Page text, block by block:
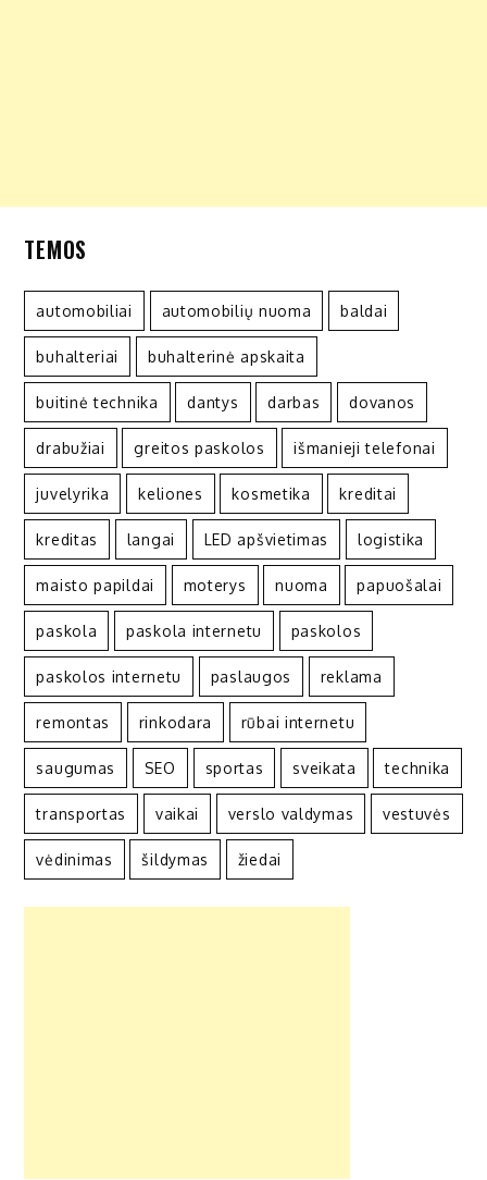
TEMOS
automobiliai automobilių nuoma baldai
buhalteriai buhalterinė apskaita
buitinė technika dantys darbas dovanos
drabužiai greitos paskolos išmanieji telefonai
juvelyrika keliones kosmetika kreditai
kreditas langai LED apšvietimas logistika
maisto papildai moterys nuoma papuošalai
paskola paskola internetu paskolos
paskolos internetu paslaugos reklama
remontas rinkodara rūbai internetu
saugumas SEO sportas sveikata technika
transportas vaikai verslo valdymas vestuvės
vėdinimas šildymas žiedai